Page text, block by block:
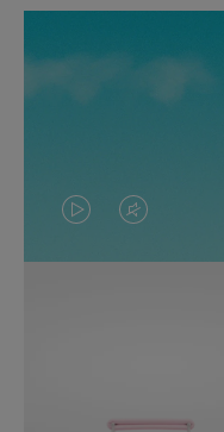
DAS
VIDEO
VIDEO
IST